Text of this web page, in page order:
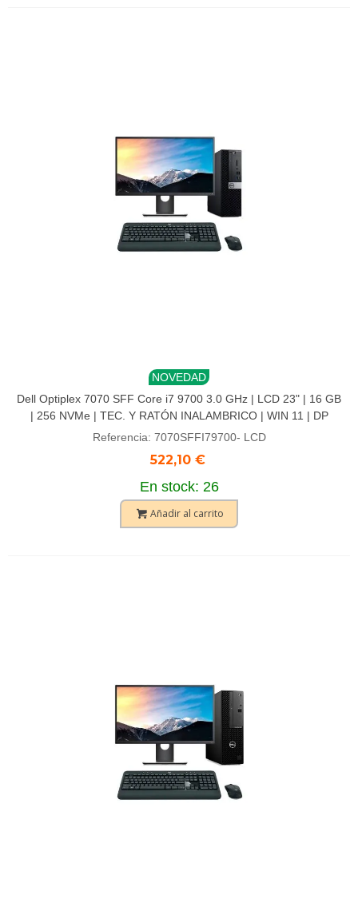
NOVEDAD
Dell Optiplex 7070 SFF Core i7 9700 3.0 GHz | LCD 23" | 16 GB
| 256 NVMe | TEC. Y RATÓN INALAMBRICO | WIN 11 | DP
Referencia: 7070SFFI79700- LCD
522,10 €
En stock: 26
Añadir al carrito